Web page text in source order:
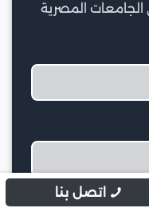
المصرية
اتصل بنا